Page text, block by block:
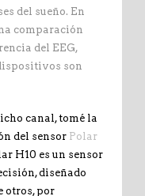
del sueño. En
comparación
del EEG,
son
canal, tomé la
del sensor Polar
H10 es un sensor
diseñado
otros, por